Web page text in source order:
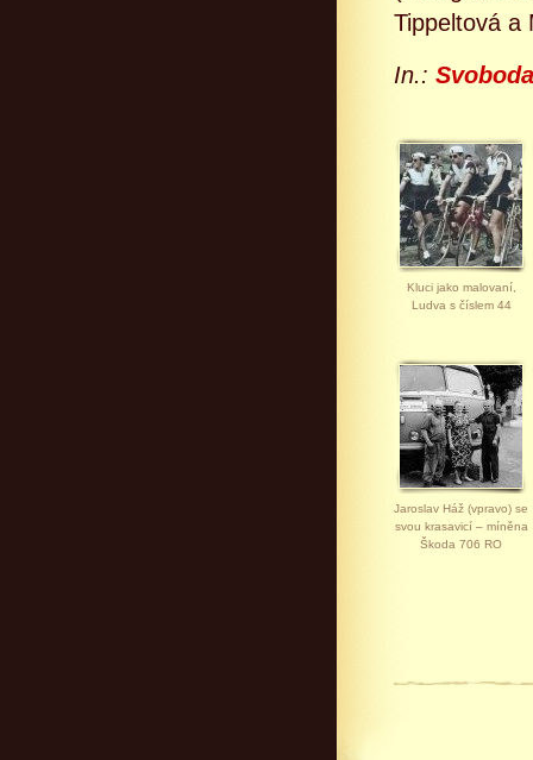
Tippeltová a
In.:
Kluci jako malovaní,
Ludva s číslem 44
Jaroslav Háž (vpravo) se
svou krasavicí – míněna
Škoda 706 RO